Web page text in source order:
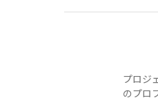
プロジ
のプロ